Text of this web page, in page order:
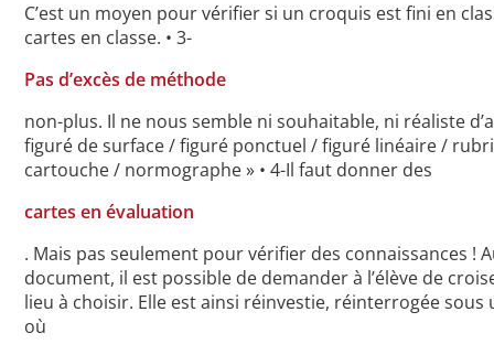
C’est un moyen pour vérifier si un croquis est fini en
cartes en classe. • 3-
Pas d’excès de méthode
non-plus. Il ne nous semble ni souhaitable, ni réaliste
figuré de surface / figuré ponctuel / figuré linéaire /
cartouche / normographe » • 4-Il faut donner des
cartes en évaluation
. Mais pas seulement pour vérifier des connaissances !
document, il est possible de demander à l’élève de
lieu à choisir. Elle est ainsi réinvestie, réinterrogée
où